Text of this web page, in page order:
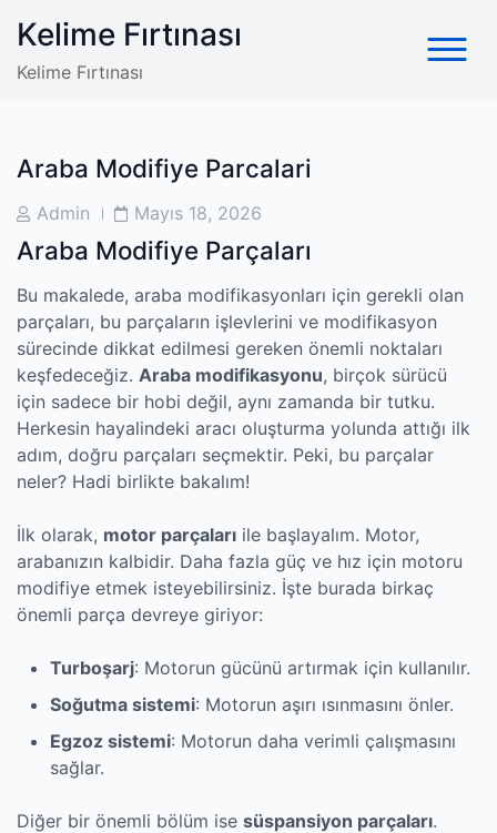
content
Kelime Fırtınası
Kelime Fırtınası
Araba Modifiye Parcalari
PostAdmin
PostMayıs 18, 2026
Araba Modifiye Parçaları
Bu makalede, araba modifikasyonları için gerekli olan
parçaları, bu parçaların işlevlerini ve modifikasyon
sürecinde dikkat edilmesi gereken önemli noktaları
keşfedeceğiz. Araba modifikasyonu, birçok sürücü
için sadece bir hobi değil, aynı zamanda bir tutku.
Herkesin hayalindeki aracı oluşturma yolunda attığı ilk
adım, doğru parçaları seçmektir. Peki, bu parçalar
neler? Hadi birlikte bakalım!
İlk olarak, motor parçaları ile başlayalım. Motor,
arabanızın kalbidir. Daha fazla güç ve hız için motoru
modifiye etmek isteyebilirsiniz. İşte burada birkaç
önemli parça devreye giriyor:
Turboşarj: Motorun gücünü artırmak için kullanılır.
Soğutma sistemi: Motorun aşırı ısınmasını önler.
Egzoz sistemi: Motorun daha verimli çalışmasını
sağlar.
Diğer bir önemli bölüm ise süspansiyon parçaları.